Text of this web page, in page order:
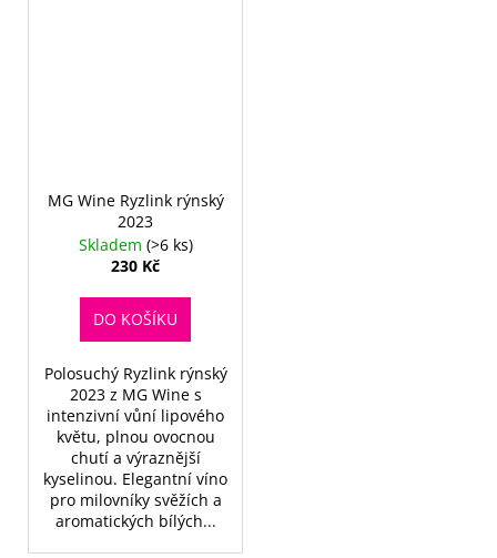
MG Wine Ryzlink rýnský
2023
Skladem (>6 ks)
230 Kč
DO KOŠÍKU
Polosuchý Ryzlink rýnský
2023 z MG Wine s
intenzivní vůní lipového
květu, plnou ovocnou
chutí a výraznější
kyselinou. Elegantní víno
pro milovníky svěžích a
aromatických bílých...